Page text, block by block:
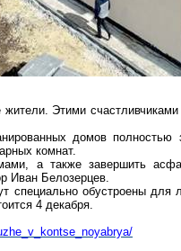
жители. Этими
домов
комнат.
а также завершить
Иван Белозерцев.
специально обустроены
4 декабря.